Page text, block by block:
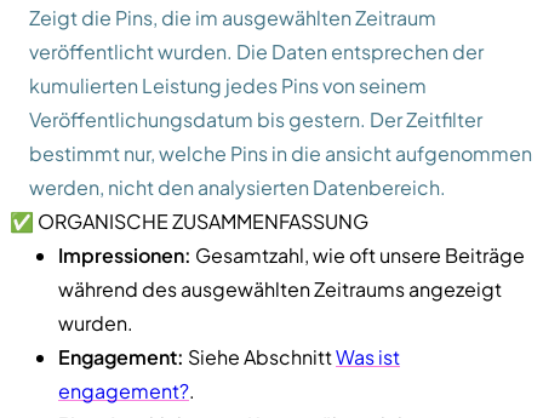
Zeigt die Pins, die im ausgewählten Zeitraum
veröffentlicht wurden. Die Daten entsprechen der
kumulierten Leistung jedes Pins von seinem
Veröffentlichungsdatum bis gestern. Der Zeitfilter
bestimmt nur, welche Pins in die ansicht aufgenommen
werden, nicht den analysierten Datenbereich.
✅ ORGANISCHE ZUSAMMENFASSUNG
Impressionen: Gesamtzahl, wie oft unsere Beiträge
während des ausgewählten Zeitraums angezeigt
wurden.
Engagement: Siehe AbschnittWas ist
engagement?.